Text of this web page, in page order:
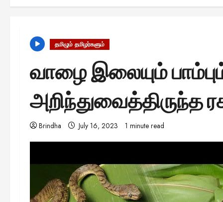
தமிழும் தமிழர்களும்
வாழை இலையும்
அறிந்துவைத்திருந்த
Brindha July 16, 2023 1 minute read